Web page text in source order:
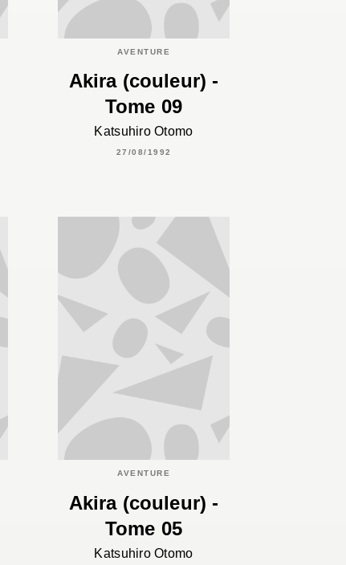
AVENTURE
Akira (couleur) -
Tome 09
Katsuhiro Otomo
27/08/1992
AVENTURE
Akira (couleur) -
Tome 05
Katsuhiro Otomo